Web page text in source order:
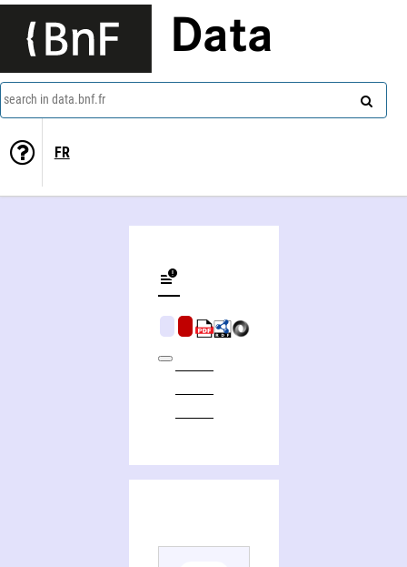
Data
search in data.bnf.fr
FR